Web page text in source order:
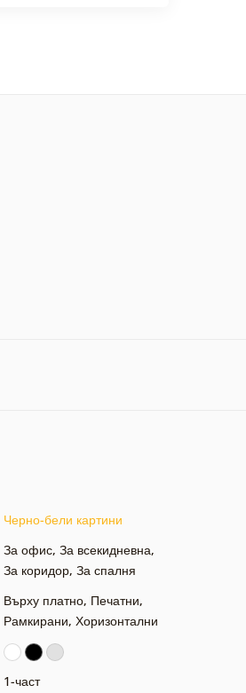
Черно-бели картини
За офис, За всекидневна,
За коридор, За спалня
Върху платно, Печатни,
Рамкирани, Хоризонтални
1-част